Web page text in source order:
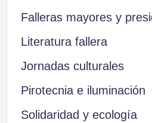
Falleras mayores y
Literatura fallera
Jornadas culturales
Pirotecnia e iluminación
Solidaridad y ecología